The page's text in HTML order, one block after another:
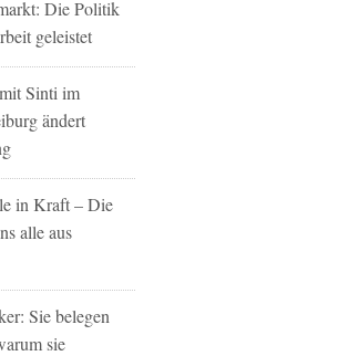
Die Politik
geleistet
Sinti im
ändert
in Kraft – Die
alle aus
Sie belegen
sie